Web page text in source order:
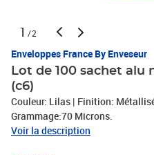
1 /2
Enveloppes France By Enveseur
Lot de 100 sachet alu
(c6)
Couleur: Lilas | Finition:
Grammage:70 Microns.
Voir la description